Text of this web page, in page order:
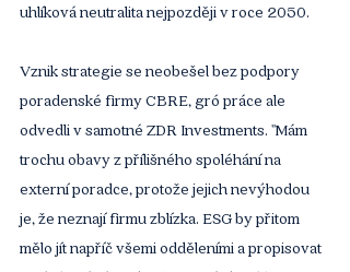
uhlíková neutralita nejpozději v roce 2050.
Vznik strategie se neobešel bez podpory
poradenské firmy CBRE, gró práce ale
odvedli v samotné ZDR Investments. "Mám
trochu obavy z přílišného spoléhání na
externí poradce, protože jejich nevýhodou
je, že neznají firmu zblízka. ESG by přitom
mělo jít napříč všemi odděleními a propisovat